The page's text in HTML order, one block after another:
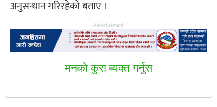
अनुसन्धान गरिरहेको बताए ।
Advertisement
मनकाे कुरा ब्यक्त गर्नुस